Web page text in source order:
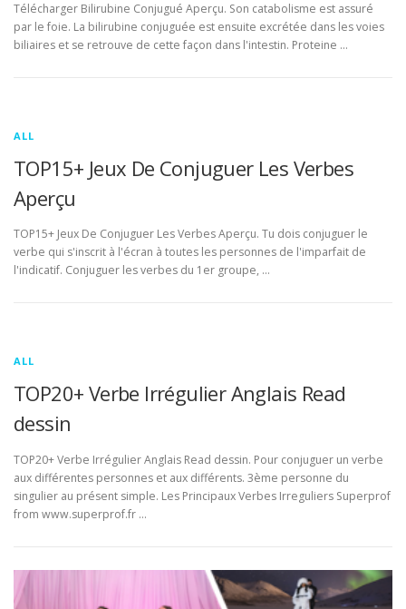
Télécharger Bilirubine Conjugué Aperçu. Son catabolisme est assuré
par le foie. La bilirubine conjuguée est ensuite excrétée dans les voies
biliaires et se retrouve de cette façon dans l'intestin. Proteine …
ALL
TOP15+ Jeux De Conjuguer Les Verbes
Aperçu
TOP15+ Jeux De Conjuguer Les Verbes Aperçu. Tu dois conjuguer le
verbe qui s'inscrit à l'écran à toutes les personnes de l'imparfait de
l'indicatif. Conjuguer les verbes du 1er groupe, …
ALL
TOP20+ Verbe Irrégulier Anglais Read
dessin
TOP20+ Verbe Irrégulier Anglais Read dessin. Pour conjuguer un verbe
aux différentes personnes et aux différents. 3ème personne du
singulier au présent simple. Les Principaux Verbes Irreguliers Superprof
from www.superprof.fr …